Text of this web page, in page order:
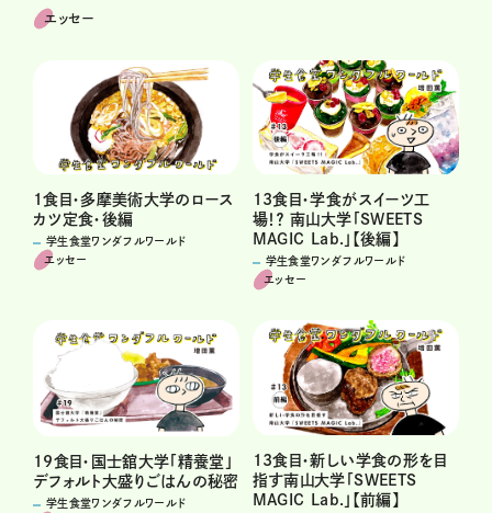
エッセー
1食目・多摩美術大学のロース
カツ定食・後編
学生食堂ワンダフルワールド
エッセー
13食目・学食がスイーツ工
場！？ 南山大学「SWEETS
MAGIC Lab.」【後編】
学生食堂ワンダフルワールド
エッセー
19食目・国士舘大学「精養堂」
デフォルト大盛りごはんの秘密
学生食堂ワンダフルワールド
13食目・新しい学食の形を目
指す南山大学「SWEETS
MAGIC Lab.」【前編】